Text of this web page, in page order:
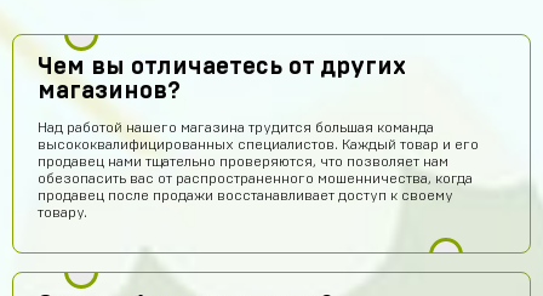
Чем вы отличаетесь от других
магазинов?
Над работой нашего магазина трудится большая команда
высококвалифицированных специалистов. Каждый товар и его
продавец нами тщательно проверяются, что позволяет нам
обезопасить вас от распространенного мошенничества, когда
продавец после продажи восстанавливает доступ к своему
товару.